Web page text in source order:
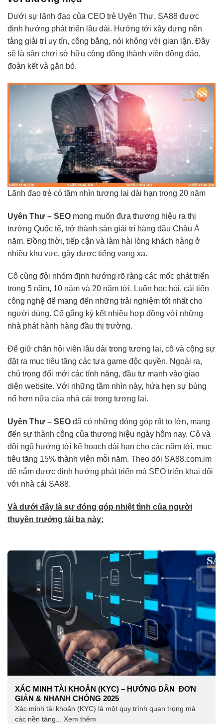
Dưới sự lãnh đạo của CEO trẻ Uyên Thư, SA88 được
định hướng phát triển lâu dài. Hướng tới xây dựng nền
tảng giải trí uy tín, công bằng, nói không với gian lận. Đây
sẽ là sân chơi sở hữu cộng đồng thành viên đông đảo,
đoàn kết và gắn bó.
Lãnh đạo trẻ có tầm nhìn tương lai dài hạn trong 20 năm
Uyên Thư – SEO mong muốn đưa thương hiệu ra thị
trường Quốc tế, trở thành sàn giải trí hàng đầu Châu Á
năm. Đồng thời, tiếp cận và làm hài lòng khách hàng ở
nhiều khu vực, gây được tiếng vang xa.
Cô cùng đội nhóm định hướng rõ ràng các mốc phát triển
trong 5 năm, 10 năm và 20 năm tới. Luôn học hỏi, cải tiến
công nghệ để mang đến những trải nghiệm tốt nhất cho
người dùng. Cố gắng ký kết nhiều hợp đồng với những
nhà phát hành hàng đầu thị trường.
Để giữ chân hội viên lâu dài trong tương lai, cô và cộng sự
đặt ra mục tiêu tăng các tựa game độc quyền. Ngoài ra,
chú trọng đổi mới các tính năng, đầu tư mạnh vào giao
diện website. Với những tầm nhìn này, hứa hẹn sự bùng
nổ hơn nữa của nhà cái trong tương lai.
Uyên Thư – SEO đã có những đóng góp rất to lớn, mang
đến sự thành công của thương hiệu ngày hôm nay. Cô và
đội ngũ hướng tới kế hoạch dài hạn cho các năm tới, mục
tiêu tăng 15% thành viên mỗi năm. Theo dõi SA88.com.im
để nắm được định hướng phát triển mà SEO triển khai đối
với nhà cái SA88.
Và dưới đây là sự đóng góp nhiệt tình của người
thuyền trưởng tài ba này:
XÁC MINH TÀI KHOẢN (KYC) – HƯỚNG DẪN ĐƠN
GIẢN & NHANH CHÓNG 2025
Xác minh tài khoản (KYC) là một quy trình quan trọng mà
các nền tảng... Xem thêm